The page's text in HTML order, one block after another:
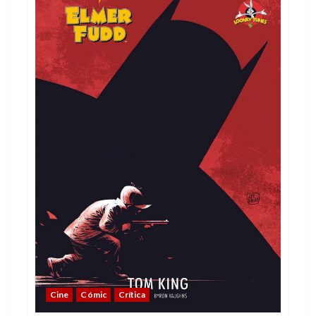
visión
personal
Cine Cómic Crítica